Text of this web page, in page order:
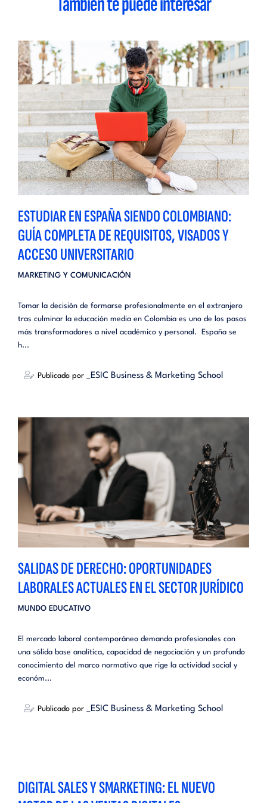
ESTUDIAR EN ESPAÑA SIENDO COLOMBIANO:
GUÍA COMPLETA DE REQUISITOS, VISADOS Y
ACCESO UNIVERSITARIO
MARKETING Y COMUNICACIÓN
Tomar la decisión de formarse profesionalmente en el extranjero
tras culminar la educación media en Colombia es uno de los pasos
más transformadores a nivel académico y personal. España se
h...
Publicado por _ESIC Business & Marketing School
SALIDAS DE DERECHO: OPORTUNIDADES
LABORALES ACTUALES EN EL SECTOR JURÍDICO
MUNDO EDUCATIVO
El mercado laboral contemporáneo demanda profesionales con
una sólida base analítica, capacidad de negociación y un profundo
conocimiento del marco normativo que rige la actividad social y
económ...
Publicado por _ESIC Business & Marketing School
DIGITAL SALES Y SMARKETING: EL NUEVO